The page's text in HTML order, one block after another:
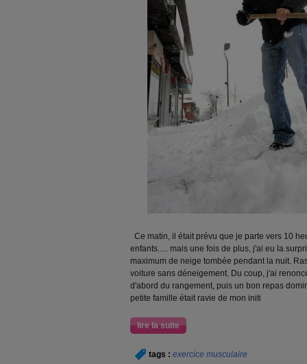
Ce matin, il était prévu que je parte vers 10
enfants..... mais une fois de plus, j'ai eu la
maximum de neige tombée pendant la nuit.
voiture sans déneigement. Du coup, j'ai
d'abord du rangement, puis un bon repas
petite famille était ravie de mon initi
lire la suite
tags : exercice musculaire